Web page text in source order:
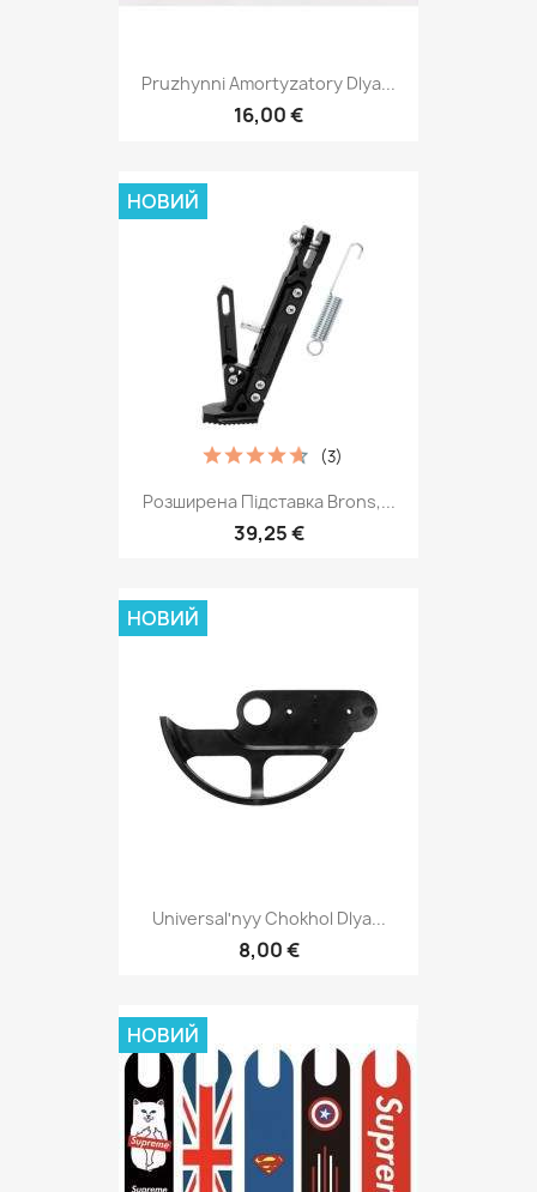
Pruzhynni Amortyzatory Dlya...
16,00 €
Розширена Підставка Brons,...
39,25 €
(3)
НОВИЙ
Universalʹnyy Chokhol Dlya...
8,00 €
НОВИЙ
НОВИЙ